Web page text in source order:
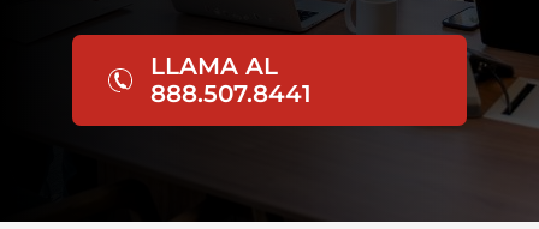
LLAMA AL
888.507.8441